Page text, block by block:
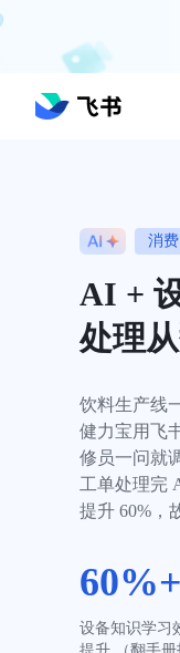
消费
AI +
处理
饮料生产线
健力宝用飞
修员一问就
工单处理完
提升 60%，
60%+
设备知识学习